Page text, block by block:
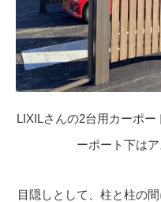
LIXILさんの2台用カーポ
ーポート下は
目隠しとして、柱と柱の